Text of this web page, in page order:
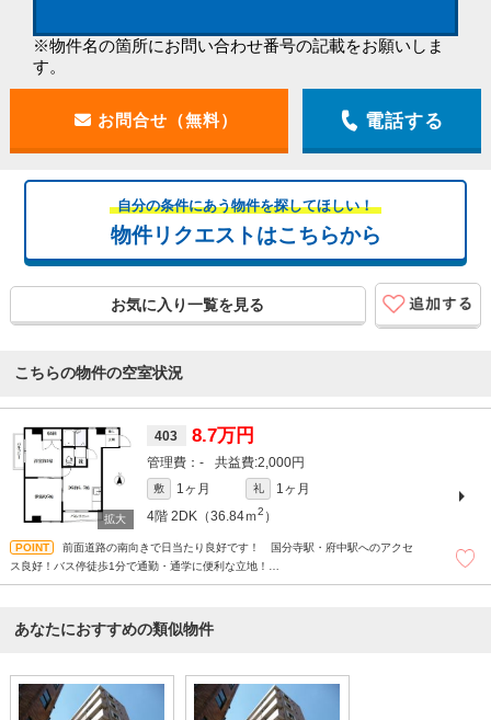
※物件名の箇所にお問い合わせ番号の記載をお願いしま
す。
電話する
自分の条件にあう物件を探してほしい！
物件リクエストはこちらから
お気に入り一覧を見る
こちらの物件の空室状況
403 8.7万円
- 2,000円
敷 1ヶ月 礼
1ヶ月
4階 2DK（36.84ｍ2 ）
前面道路の南向きで日当たり良好です！ 国分寺駅・府中駅へのアクセ
ス良好！バス停徒歩1分で通勤・通学に便利な立地！
あなたにおすすめの類似物件